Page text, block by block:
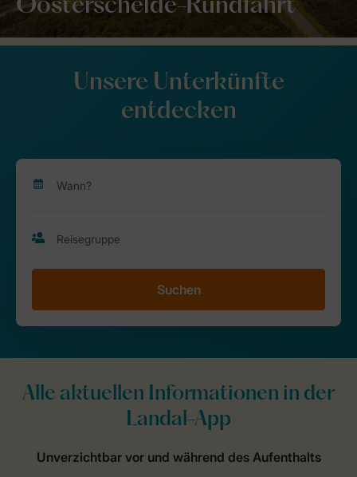
Oosterschelde-Rundfahrt
Unsere Unterkünfte
entdecken
Suchen